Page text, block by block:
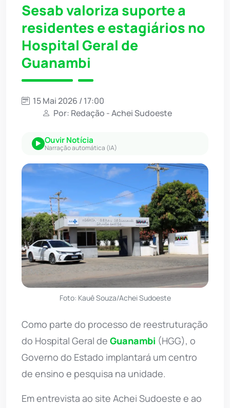
Sesab valoriza suporte a
residentes e estagiários no
Hospital Geral de
Guanambi
15 Mai 2026 / 17:00
Por: Redação - Achei Sudoeste
Ouvir Notícia
Narração automática (IA)
Foto: Kauê Souza/Achei Sudoeste
Como parte do processo de reestruturação
do Hospital Geral de Guanambi (HGG), o
Governo do Estado implantará um centro
de ensino e pesquisa na unidade.
Em entrevista ao site Achei Sudoeste e ao